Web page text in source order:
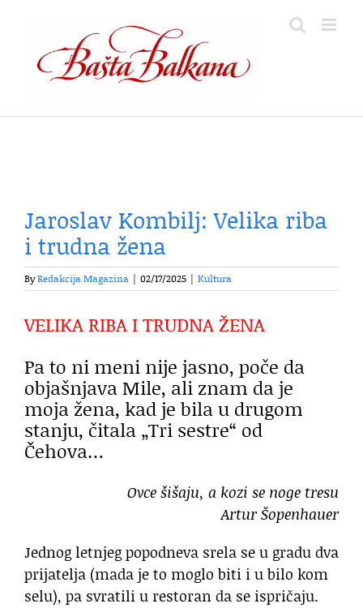
content
Jaroslav Kombilj: Velika riba
i trudna žena
ByRedakcija Magazina 02/17/2025 Kultura
VELIKA RIBA I TRUDNA ŽENA
Pa to ni meni nije jasno, poče da
objašnjava Mile, ali znam da je
moja žena, kad je bila u drugom
stanju, čitala „Tri sestre“ od
Čehova…
Ovce šišaju, a kozi se noge tresu
Artur Šopenhauer
Jednog letnjeg popodneva srela se u gradu dva
prijatelja (mada je to moglo biti i u bilo kom
selu), pa svratili u restoran da se ispričaju.